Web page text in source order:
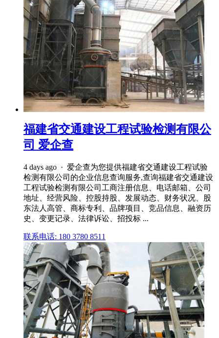
福建省交通建设工程试验检测有限公
司 爱企查
4 days ago · 爱企查为您提供福建省交通建设工程试验
检测有限公司的企业信息查询服务,查询福建省交通建设
工程试验检测有限公司工商注册信息、电话邮箱、公司
地址、经营风险、控股持股、发展动态、财务状况、股
东法人高管、商标专利、品牌项目、竞品信息、融资历
史、变更记录、法律诉讼、招投标 ...
联系电话: 180 3780 8511